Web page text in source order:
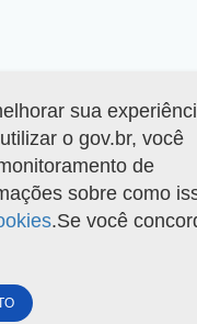
sua
o gov.br, você
de
sobre como
.Se você